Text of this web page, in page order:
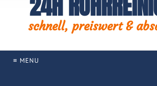
schnell, preiswert &
≡ MENU